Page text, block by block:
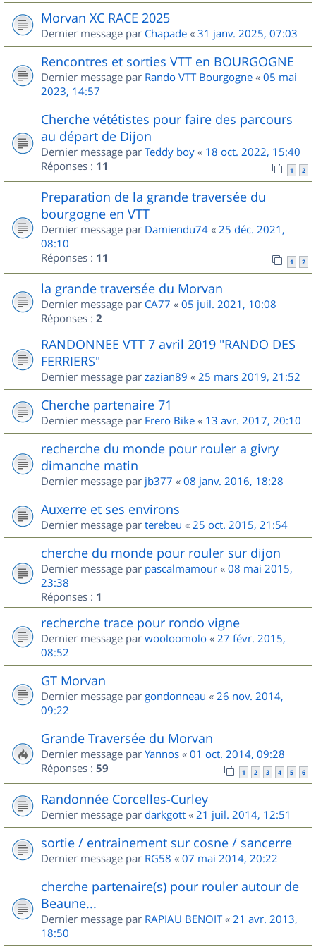
Morvan XC RACE 2025
Dernier message par Chapade « 31 janv. 2025, 07:03
Rencontres et sorties VTT en BOURGOGNE
Dernier message par Rando VTT Bourgogne « 05 mai
2023, 14:57
Cherche vététistes pour faire des parcours
au départ de Dijon
Dernier message par Teddy boy « 18 oct. 2022, 15:40
Réponses : 11 1 2
Preparation de la grande traversée du
bourgogne en VTT
Dernier message par Damiendu74 « 25 déc. 2021,
08:10
Réponses : 11 1 2
la grande traversée du Morvan
Dernier message par CA77 « 05 juil. 2021, 10:08
Réponses : 2
RANDONNEE VTT 7 avril 2019 "RANDO DES
FERRIERS"
Dernier message par zazian89 « 25 mars 2019, 21:52
Cherche partenaire 71
Dernier message par Frero Bike « 13 avr. 2017, 20:10
recherche du monde pour rouler a givry
dimanche matin
Dernier message par jb377 « 08 janv. 2016, 18:28
Auxerre et ses environs
Dernier message par terebeu « 25 oct. 2015, 21:54
cherche du monde pour rouler sur dijon
Dernier message par pascalmamour « 08 mai 2015,
23:38
Réponses : 1
recherche trace pour rondo vigne
Dernier message par wooloomolo « 27 févr. 2015,
08:52
GT Morvan
Dernier message par gondonneau « 26 nov. 2014,
09:22
Grande Traversée du Morvan
Dernier message par Yannos « 01 oct. 2014, 09:28
Réponses : 59 1 2 3 4 5 6
Randonnée Corcelles-Curley
Dernier message par darkgott « 21 juil. 2014, 12:51
sortie / entrainement sur cosne / sancerre
Dernier message par RG58 « 07 mai 2014, 20:22
cherche partenaire(s) pour rouler autour de
Beaune...
Dernier message par RAPIAU BENOIT« 21 avr. 2013,
18:50